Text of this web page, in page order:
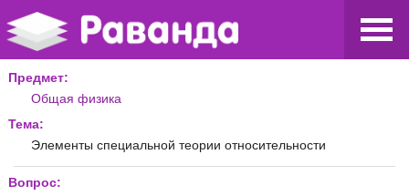
Предмет:
Общая физика
Тема:
Элементы специальной теории относительности
Вопрос: